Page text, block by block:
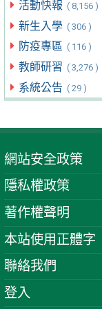
活動快報 ( 8,156 )
新生入學 ( 306 )
防疫專區 ( 116 )
教師研習 ( 3,276 )
系統公告 ( 29 )
網站安全政策
隱私權政策
著作權聲明
本站使用正體字
聯絡我們
登入